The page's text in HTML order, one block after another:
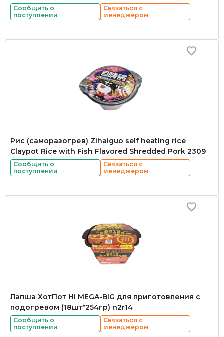
Сообщить о
поступлении
Связаться с
менеджером
Рис (саморазогрев) Zihaiguo self heating rice
Claypot Rice with Fish Flavored Shredded Pork 2309
Сообщить о
поступлении
Связаться с
менеджером
Лапша ХотПот Hi MEGA-BIG для приготовления с
подогревом (18шт*254гр) n2r14
Сообщить о
поступлении
Связаться с
менеджером